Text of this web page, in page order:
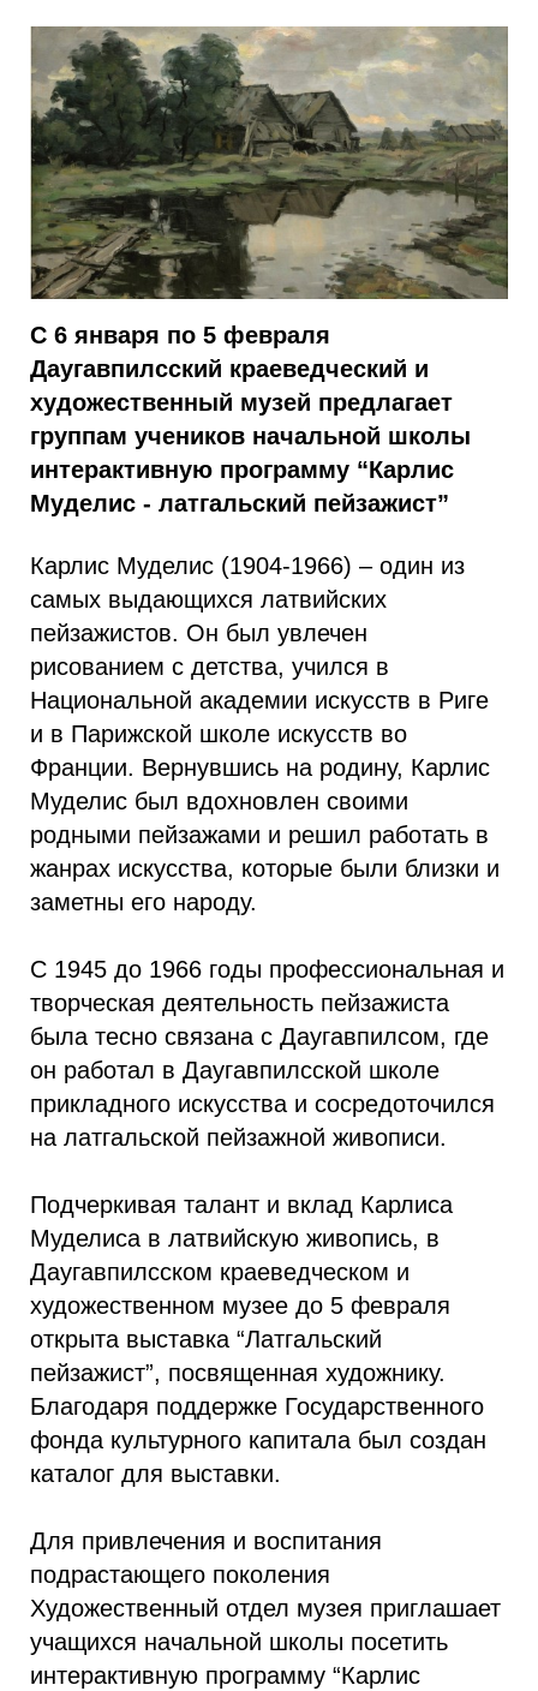
С 6 января по 5 февраля
Даугавпилсский краеведческий и
художественный музей предлагает
группам учеников начальной школы
интерактивную программу “Карлис
Муделис - латгальский пейзажист”
Карлис Муделис (1904-1966) – один из
самых выдающихся латвийских
пейзажистов. Он был увлечен
рисованием с детства, учился в
Национальной академии искусств в Риге
и в Парижской школе искусств во
Франции. Вернувшись на родину, Карлис
Муделис был вдохновлен своими
родными пейзажами и решил работать в
жанрах искусства, которые были близки и
заметны его народу.
С 1945 до 1966 годы профессиональная и
творческая деятельность пейзажиста
была тесно связана с Даугавпилсом, где
он работал в Даугавпилсской школе
прикладного искусства и сосредоточился
на латгальской пейзажной живописи.
Подчеркивая талант и вклад Карлиса
Муделиса в латвийскую живопись, в
Даугавпилсском краеведческом и
художественном музее до 5 февраля
открыта выставка “Латгальский
пейзажист”, посвященная художнику.
Благодаря поддержке Государственного
фонда культурного капитала был создан
каталог для выставки.
Для привлечения и воспитания
подрастающего поколения
Художественный отдел музея приглашает
учащихся начальной школы посетить
интерактивную программу “Карлис